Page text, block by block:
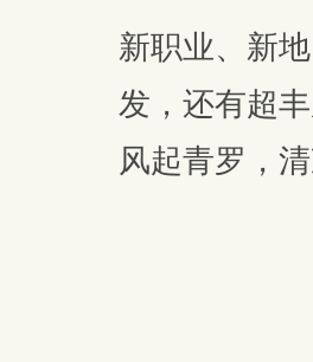
新职业、新
发，还有超
风起青罗，清